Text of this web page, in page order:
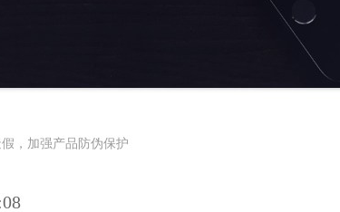
，加强产品防伪保护